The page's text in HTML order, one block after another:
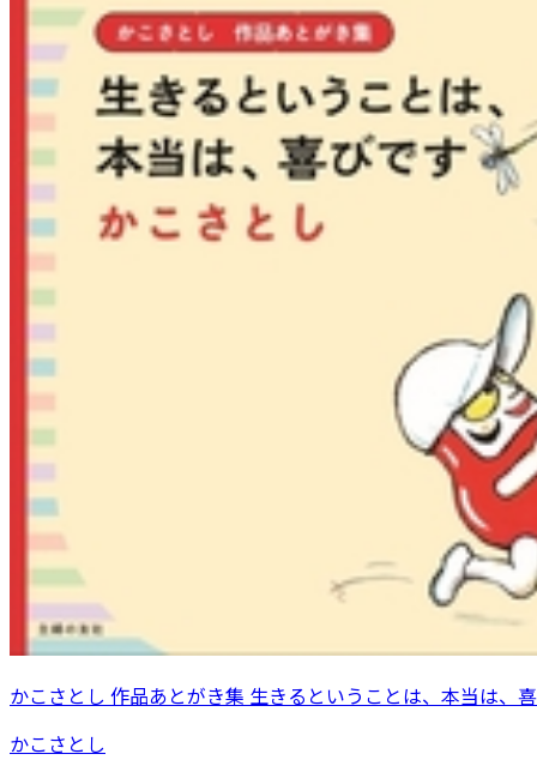
かこさとし 作品あとがき集 生きるということは、本当は、
かこさとし